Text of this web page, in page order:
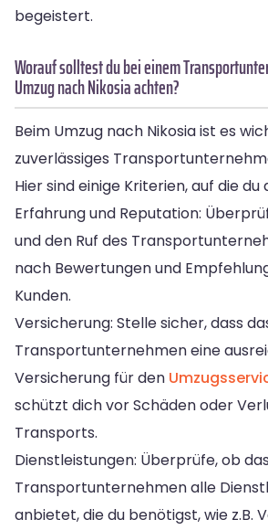
begeistert.
Worauf solltest du bei einem
Umzug nach Nikosia achten?
Beim Umzug nach Nikosia ist es
zuverlässiges
Hier sind einige Kriterien, auf die
Erfahrung und Reputation:
und den Ruf des
nach Bewertungen und
Kunden.
Versicherung: Stelle sicher, dass
Transportunternehmen eine
Versicherung für den
schützt dich vor Schäden oder
Transports.
Dienstleistungen: Überprüfe, ob das
Transportunternehmen alle
anbietet, die du benötigst, wie z.B.